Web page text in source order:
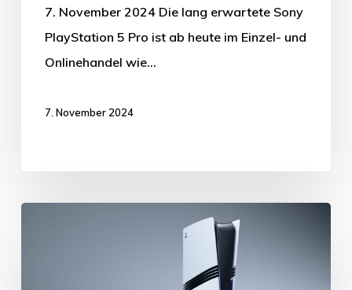
7. November 2024 Die lang erwartete Sony
PlayStation 5 Pro ist ab heute im Einzel- und
Onlinehandel wie…
7. November 2024